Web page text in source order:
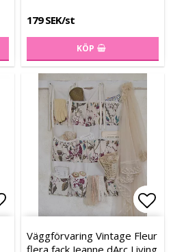
179 SEK/st
KÖP
Lägg till i favoritlistan
Lägg till i favoritlistan
Väggförvaring Vintage Fleur
flera fack Jeanne dArc Living